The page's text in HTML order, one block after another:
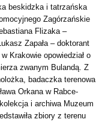
beskidzka i tatrzańska
Zagórzańskie
Flizaka –
Zapała – doktorant
Krakowie opowiedział o
zwanym Bulandą. Z
badaczka terenowa
Orkana w Rabce-
i archiwa Muzeum
zbiory z terenu